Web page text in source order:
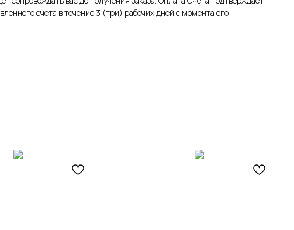
счета в течение 3 (три) рабочих дней с момента его